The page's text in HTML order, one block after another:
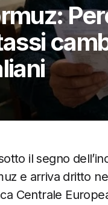
il segno
e arriva dritto
Centrale